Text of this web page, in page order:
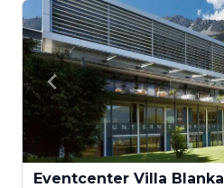
Eventcenter Villa Blanka